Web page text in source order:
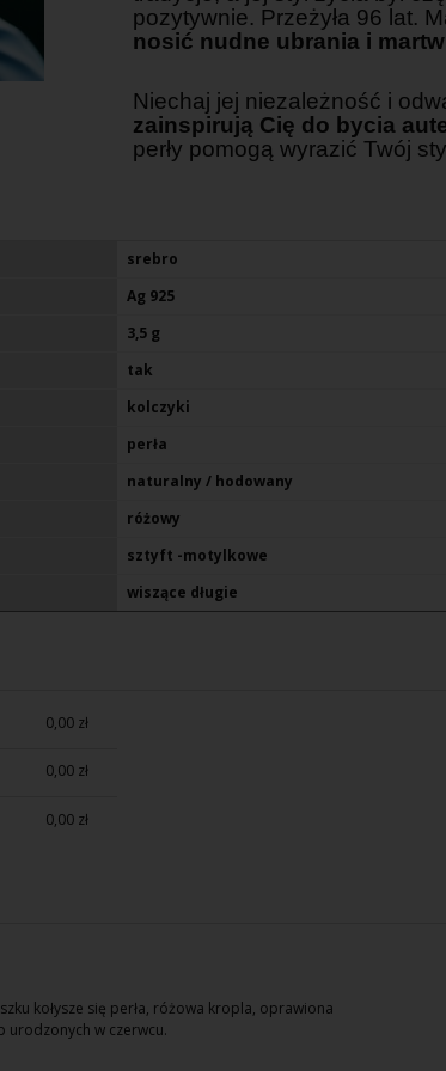
pozytywnie. Przeżyła 96 lat.
nosić nudne ubrania i
Niechaj jej niezależność i
zainspirują Cię do bycia
perły pomogą wyrazić Twój
srebro
Ag 925
3,5 g
tak
kolczyki
perła
naturalny / hodowany
różowy
sztyft -motylkowe
wiszące długie
0,00 zł
0,00 zł
0,00 zł
kołysze się perła, różowa kropla, oprawiona
urodzonych w czerwcu.